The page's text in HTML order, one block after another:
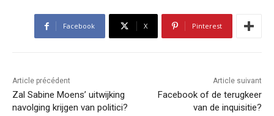
Facebook X Pinterest
Article précédent
Zal Sabine Moens’ uitwijking
navolging krijgen van politici?
Article suivant
Facebook of de terugkeer
van de inquisitie?